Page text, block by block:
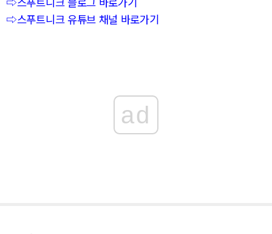
⇨스푸트니크 유튜브 채널 바로가기
ad